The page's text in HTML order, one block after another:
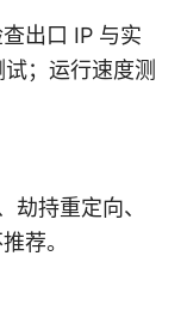
出口 IP 与实
；运行速度测
劫持重定向、
荐。